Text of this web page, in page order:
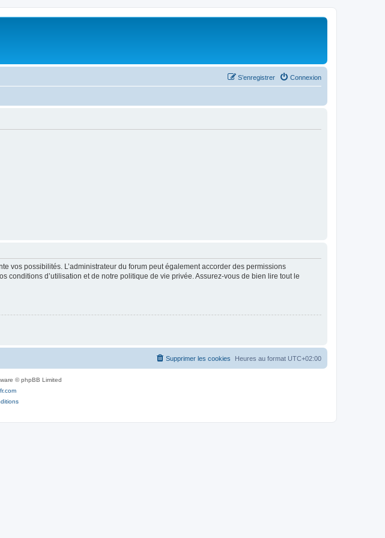
Connexion
S’enregistrer
vos possibilités. L’administrateur du forum peut également accorder des permissions
conditions d’utilisation et de notre politique de vie privée. Assurez-vous de bien lire tout le
Heures au format UTC+02:00
Supprimer les cookies
© phpBB Limited